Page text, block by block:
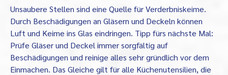
Unsaubere Stellen sind eine Quelle für Verderbniskeime.
Durch Beschädigungen an Gläsern und Deckeln können
Luft und Keime ins Glas eindringen. Tipp fürs nächste Mal:
Prüfe Gläser und Deckel immer sorgfältig auf
Beschädigungen und reinige alles sehr gründlich vor dem
Einmachen. Das Gleiche gilt für alle Küchenutensilien, die